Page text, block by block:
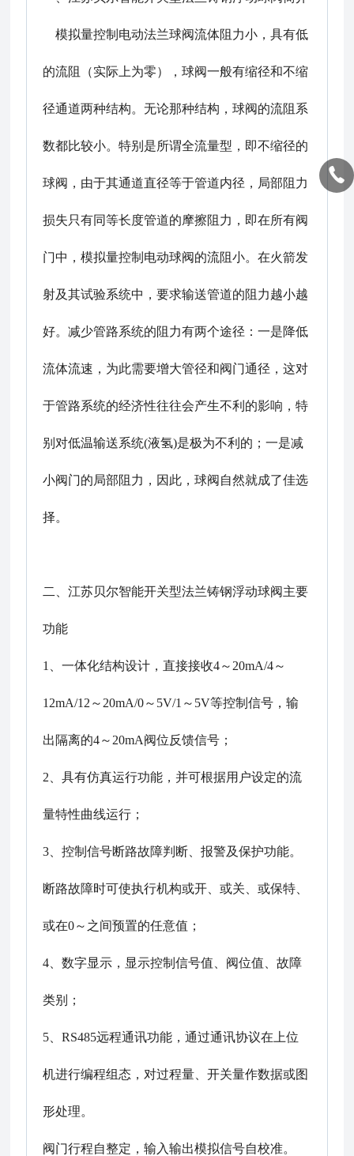
模拟量控制电动法兰球阀流体阻力小，具有低
的流阻（实际上为零），球阀一般有缩径和不缩
径通道两种结构。无论那种结构，球阀的流阻系
数都比较小。特别是所谓全流量型，即不缩径的
球阀，由于其通道直径等于管道内径，局部阻力
损失只有同等长度管道的摩擦阻力，即在所有阀
门中，模拟量控制电动球阀的流阻小。在火箭发
射及其试验系统中，要求输送管道的阻力越小越
好。减少管路系统的阻力有两个途径：一是降低
流体流速，为此需要增大管径和阀门通径，这对
于管路系统的经济性往往会产生不利的影响，特
别对低温输送系统(液氢)是极为不利的；一是减
小阀门的局部阻力，因此，球阀自然就成了佳选
择。
二、江苏贝尔智能开关型法兰铸钢浮动球阀主要
功能
1、一体化结构设计，直接接收4～20mA/4～
12mA/12～20mA/0～5V/1～5V等控制信号，输
出隔离的4～20mA阀位反馈信号；
2、具有仿真运行功能，并可根据用户设定的流
量特性曲线运行；
3、控制信号断路故障判断、报警及保护功能。
断路故障时可使执行机构或开、或关、或保特、
或在0～之间预置的任意值；
4、数字显示，显示控制信号值、阀位值、故障
类别；
5、RS485远程通讯功能，通过通讯协议在上位
机进行编程组态，对过程量、开关量作数据或图
形处理。
阀门行程自整定，输入输出模拟信号自校准。